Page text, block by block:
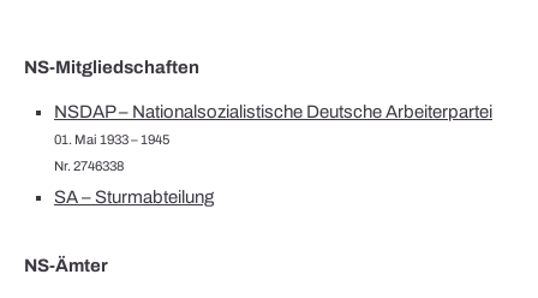
NS-Mitgliedschaften
NSDAP – Nationalsozialistische Deutsche Arbeiterpartei
01. Mai 1933 – 1945
Nr. 2746338
SA – Sturmabteilung
NS-Ämter